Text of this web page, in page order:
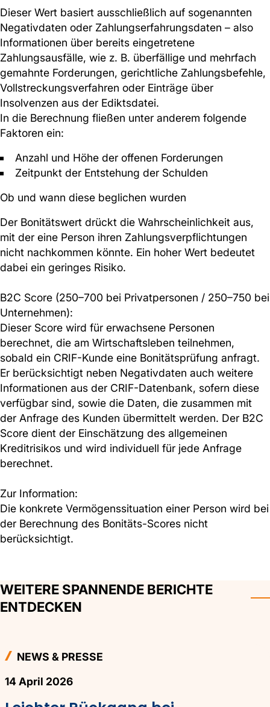
Dieser Wert basiert ausschließlich auf sogenannten
Negativdaten oder Zahlungserfahrungsdaten – also
Informationen über bereits eingetretene
Zahlungsausfälle, wie z. B. überfällige und mehrfach
gemahnte Forderungen, gerichtliche Zahlungsbefehle,
Vollstreckungsverfahren oder Einträge über
Insolvenzen aus der Ediktsdatei.
In die Berechnung fließen unter anderem folgende
Faktoren ein:
Anzahl und Höhe der offenen Forderungen
Zeitpunkt der Entstehung der Schulden
Ob und wann diese beglichen wurden
Der Bonitätswert drückt die Wahrscheinlichkeit aus,
mit der eine Person ihren Zahlungsverpflichtungen
nicht nachkommen könnte. Ein hoher Wert bedeutet
dabei ein geringes Risiko.
B2C Score (250–700 bei Privatpersonen / 250–750 bei
Unternehmen):
Dieser Score wird für erwachsene Personen
berechnet, die am Wirtschaftsleben teilnehmen,
sobald ein CRIF-Kunde eine Bonitätsprüfung anfragt.
Er berücksichtigt neben Negativdaten auch weitere
Informationen aus der CRIF-Datenbank, sofern diese
verfügbar sind, sowie die Daten, die zusammen mit
der Anfrage des Kunden übermittelt werden. Der B2C
Score dient der Einschätzung des allgemeinen
Kreditrisikos und wird individuell für jede Anfrage
berechnet.
Zur Information:
Die konkrete Vermögenssituation einer Person wird bei
der Berechnung des Bonitäts-Scores nicht
berücksichtigt.
WEITERE SPANNENDE BERICHTE
ENTDECKEN
NEWS & PRESSE
14 April 2026